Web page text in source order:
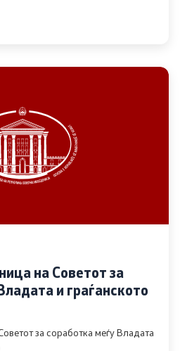
на Советот за
и граѓанското
за соработка меѓу Владата